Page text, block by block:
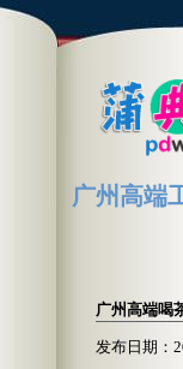
广州高端
广州高端喝
发布日期：